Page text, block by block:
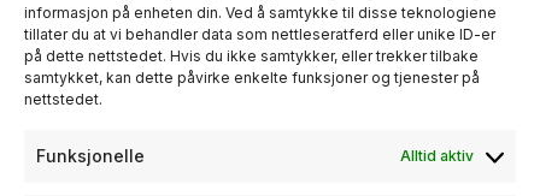
informasjon på enheten din. Ved å samtykke til disse teknologiene
tillater du at vi behandler data som nettleseratferd eller unike ID-er
på dette nettstedet. Hvis du ikke samtykker, eller trekker tilbake
samtykket, kan dette påvirke enkelte funksjoner og tjenester på
nettstedet.
Funksjonelle Alltid aktiv
+ PLUSS
RÅDGIVNING
én milliard kroner i andre kvartal